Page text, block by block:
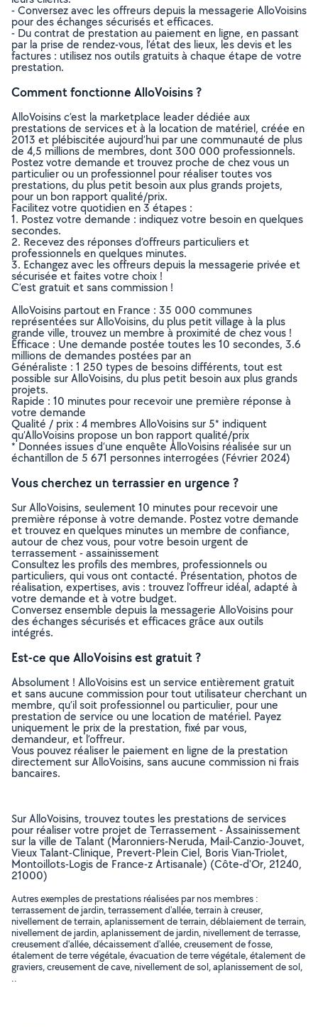
- Conversez avec les offreurs depuis la messagerie AlloVoisins
pour des échanges sécurisés et efficaces.
- Du contrat de prestation au paiement en ligne, en passant
par la prise de rendez-vous, l’état des lieux, les devis et les
factures : utilisez nos outils gratuits à chaque étape de votre
prestation.
Comment fonctionne AlloVoisins ?
AlloVoisins c’est la marketplace leader dédiée aux
prestations de services et à la location de matériel, créée en
2013 et plébiscitée aujourd’hui par une communauté de plus
de 4,5 millions de membres, dont 300 000 professionnels.
Postez votre demande et trouvez proche de chez vous un
particulier ou un professionnel pour réaliser toutes vos
prestations, du plus petit besoin aux plus grands projets,
pour un bon rapport qualité/prix.
Facilitez votre quotidien en 3 étapes :
1. Postez votre demande : indiquez votre besoin en quelques
secondes.
2. Recevez des réponses d’offreurs particuliers et
professionnels en quelques minutes.
3. Echangez avec les offreurs depuis la messagerie privée et
sécurisée et faites votre choix !
C’est gratuit et sans commission !
AlloVoisins partout en France : 35 000 communes
représentées sur AlloVoisins, du plus petit village à la plus
grande ville, trouvez un membre à proximité de chez vous !
Efficace : Une demande postée toutes les 10 secondes, 3.6
millions de demandes postées par an
Généraliste : 1 250 types de besoins différents, tout est
possible sur AlloVoisins, du plus petit besoin aux plus grands
projets.
Rapide : 10 minutes pour recevoir une première réponse à
votre demande
Qualité / prix : 4 membres AlloVoisins sur 5* indiquent
qu’AlloVoisins propose un bon rapport qualité/prix
* Données issues d’une enquête AlloVoisins réalisée sur un
échantillon de 5 671 personnes interrogées (Février 2024)
Vous cherchez un terrassier en urgence ?
Sur AlloVoisins, seulement 10 minutes pour recevoir une
première réponse à votre demande. Postez votre demande
et trouvez en quelques minutes un membre de confiance,
autour de chez vous, pour votre besoin urgent de
terrassement - assainissement
Consultez les profils des membres, professionnels ou
particuliers, qui vous ont contacté. Présentation, photos de
réalisation, expertises, avis : trouvez l'offreur idéal, adapté à
votre demande et à votre budget.
Conversez ensemble depuis la messagerie AlloVoisins pour
des échanges sécurisés et efficaces grâce aux outils
intégrés.
Est-ce que AlloVoisins est gratuit ?
Absolument ! AlloVoisins est un service entièrement gratuit
et sans aucune commission pour tout utilisateur cherchant un
membre, qu’il soit professionnel ou particulier, pour une
prestation de service ou une location de matériel. Payez
uniquement le prix de la prestation, fixé par vous,
demandeur, et l’offreur.
Vous pouvez réaliser le paiement en ligne de la prestation
directement sur AlloVoisins, sans aucune commission ni frais
bancaires.
Sur AlloVoisins, trouvez toutes les prestations de services
pour réaliser votre projet de Terrassement - Assainissement
sur la ville de Talant (Maronniers-Neruda, Mail-Canzio-Jouvet,
Vieux Talant-Clinique, Prevert-Plein Ciel, Boris Vian-Triolet,
Montoillots-Logis de France-z Artisanale) (Côte-d'Or, 21240,
21000)
Autres exemples de prestations réalisées par nos membres :
terrassement de jardin, terrassement d'allée, terrain à creuser,
nivellement de terrain, aplanissement de terrain, déblaiement de terrain,
nivellement de jardin, aplanissement de jardin, nivellement de terrasse,
creusement d'allée, décaissement d'allée, creusement de fosse,
étalement de terre végétale, évacuation de terre végétale, étalement de
graviers, creusement de cave, nivellement de sol, aplanissement de sol,
..